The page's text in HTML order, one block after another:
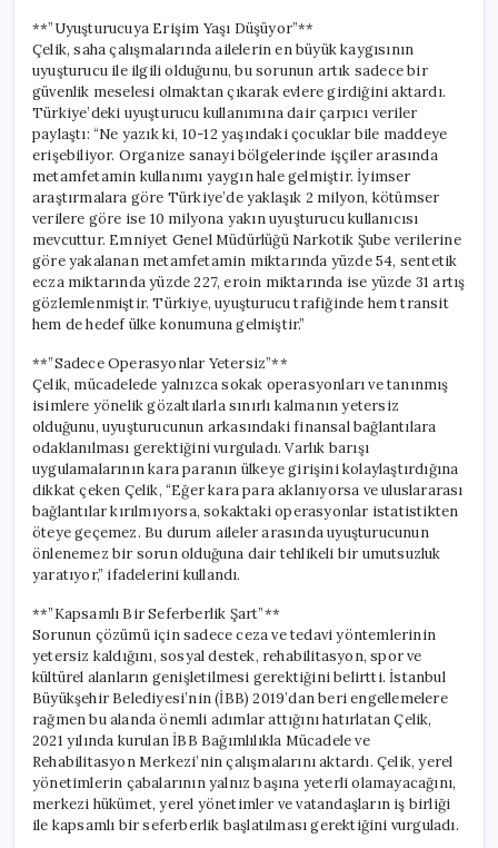
**”Uyuşturucuya Erişim Yaşı Düşüyor”**
Çelik, saha çalışmalarında ailelerin en büyük kaygısının
uyuşturucu ile ilgili olduğunu, bu sorunun artık sadece bir
güvenlik meselesi olmaktan çıkarak evlere girdiğini aktardı.
Türkiye’deki uyuşturucu kullanımına dair çarpıcı veriler
paylaştı: “Ne yazık ki, 10-12 yaşındaki çocuklar bile maddeye
erişebiliyor. Organize sanayi bölgelerinde işçiler arasında
metamfetamin kullanımı yaygın hale gelmiştir. İyimser
araştırmalara göre Türkiye’de yaklaşık 2 milyon, kötümser
verilere göre ise 10 milyona yakın uyuşturucu kullanıcısı
mevcuttur. Emniyet Genel Müdürlüğü Narkotik Şube verilerine
göre yakalanan metamfetamin miktarında yüzde 54, sentetik
ecza miktarında yüzde 227, eroin miktarında ise yüzde 31 artış
gözlemlenmiştir. Türkiye, uyuşturucu trafiğinde hem transit
hem de hedef ülke konumuna gelmiştir.”
**”Sadece Operasyonlar Yetersiz”**
Çelik, mücadelede yalnızca sokak operasyonları ve tanınmış
isimlere yönelik gözaltılarla sınırlı kalmanın yetersiz
olduğunu, uyuşturucunun arkasındaki finansal bağlantılara
odaklanılması gerektiğini vurguladı. Varlık barışı
uygulamalarının kara paranın ülkeye girişini kolaylaştırdığına
dikkat çeken Çelik, “Eğer kara para aklanıyorsa ve uluslararası
bağlantılar kırılmıyorsa, sokaktaki operasyonlar istatistikten
öteye geçemez. Bu durum aileler arasında uyuşturucunun
önlenemez bir sorun olduğuna dair tehlikeli bir umutsuzluk
yaratıyor,” ifadelerini kullandı.
**”Kapsamlı Bir Seferberlik Şart”**
Sorunun çözümü için sadece ceza ve tedavi yöntemlerinin
yetersiz kaldığını, sosyal destek, rehabilitasyon, spor ve
kültürel alanların genişletilmesi gerektiğini belirtti. İstanbul
Büyükşehir Belediyesi’nin (İBB) 2019’dan beri engellemelere
rağmen bu alanda önemli adımlar attığını hatırlatan Çelik,
2021 yılında kurulan İBB Bağımlılıkla Mücadele ve
Rehabilitasyon Merkezi’nin çalışmalarını aktardı. Çelik, yerel
yönetimlerin çabalarının yalnız başına yeterli olamayacağını,
merkezi hükümet, yerel yönetimler ve vatandaşların iş birliği
ile kapsamlı bir seferberlik başlatılması gerektiğini vurguladı.